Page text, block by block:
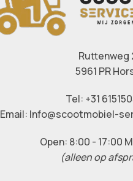
Ruttenweg
5961 PR
Tel: +31
Email: Info@scootmobiel-
Open: 8:00 - 17:00
(alleen op